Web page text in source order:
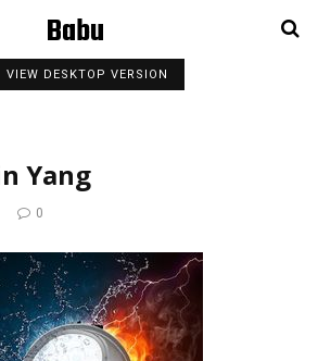
Babu
VIEW DESKTOP VERSION
Yang
0